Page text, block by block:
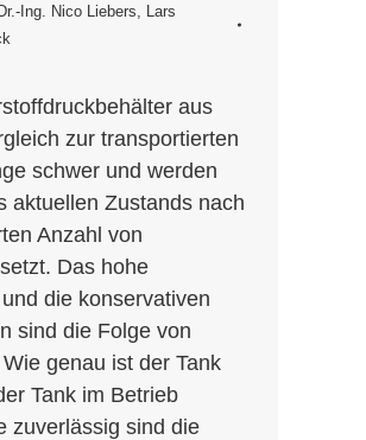
Dr.-Ing. Nico Liebers
Lars
aus
zur transportierten
schwer und werden
aktuellen Zustands nach
Anzahl von
Das hohe
die konservativen
sind die Folge von
genau ist der Tank
Tank im Betrieb
zuverlässig sind die